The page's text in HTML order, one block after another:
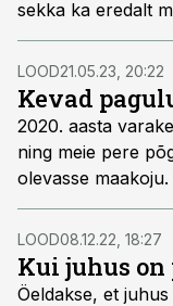
sekka ka eredalt
LOOD21.05.23, 20:22
Kevad
2020. aasta
ning meie pere
olevasse
osa sellest ajast
LOOD08.12.22, 18:27
Kui juhus on
Öeldakse, et